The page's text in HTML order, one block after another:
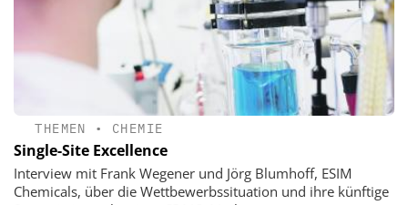
THEMEN • CHEMIE
Single-Site Excellence
Interview mit Frank Wegener und Jörg Blumhoff, ESIM
Chemicals, über die Wettbewerbssituation und ihre künftige